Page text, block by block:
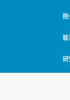
联
研